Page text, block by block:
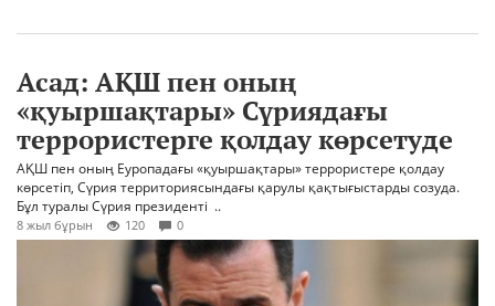
Асад: АҚШ пен оның
«қуыршақтары» Сүриядағы
террористерге қолдау көрсетуде
АҚШ пен оның Еуропадағы «қуыршақтары» террористере қолдау
көрсетіп, Сүрия территориясындағы қарулы қақтығыстарды созуда.
Бұл туралы Сүрия президенті ..
8 жыл бұрын 120 0